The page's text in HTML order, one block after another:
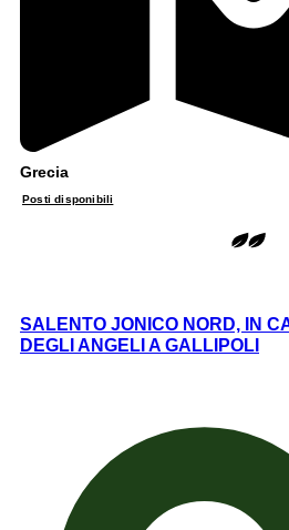
Grecia
Posti disponibili
SALENTO JONICO NORD, IN
DEGLI ANGELI A GALLIPOLI